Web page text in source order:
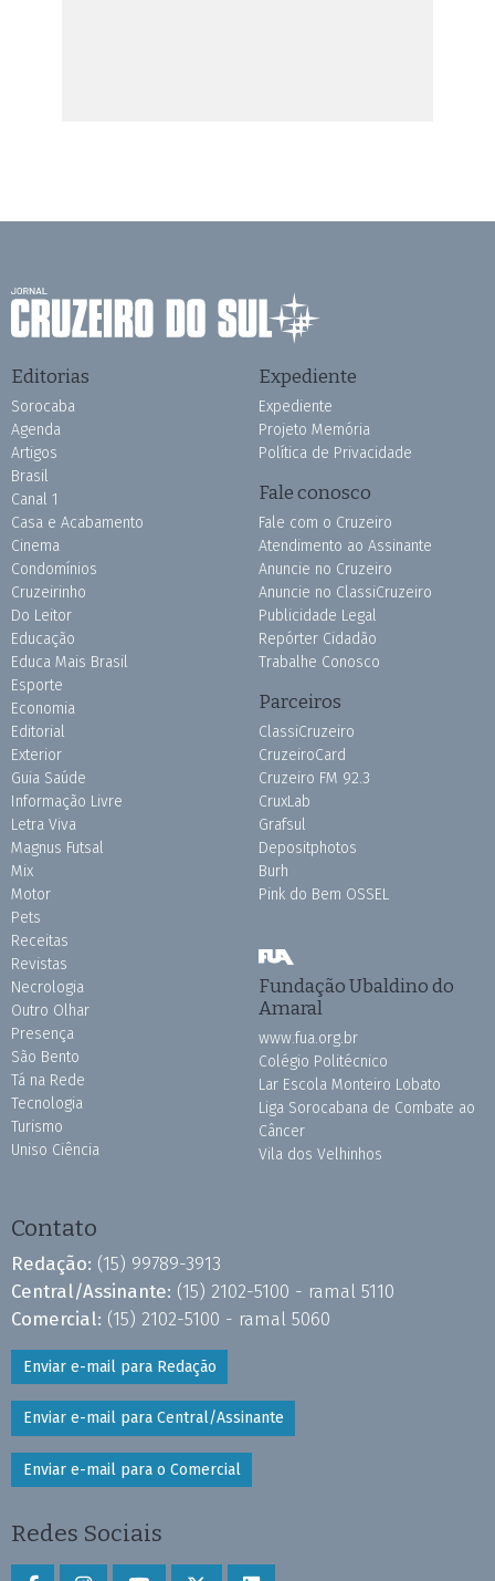
Editorias
Sorocaba
Agenda
Artigos
Brasil
Canal 1
Casa e Acabamento
Cinema
Condomínios
Cruzeirinho
Do Leitor
Educação
Educa Mais Brasil
Esporte
Economia
Editorial
Exterior
Guia Saúde
Informação Livre
Letra Viva
Magnus Futsal
Mix
Motor
Pets
Receitas
Revistas
Necrologia
Outro Olhar
Presença
São Bento
Tá na Rede
Tecnologia
Turismo
Uniso Ciência
Expediente
Expediente
Projeto Memória
Política de Privacidade
Fale conosco
Fale com o Cruzeiro
Atendimento ao Assinante
Anuncie no Cruzeiro
Anuncie no ClassiCruzeiro
Publicidade Legal
Repórter Cidadão
Trabalhe Conosco
Parceiros
ClassiCruzeiro
CruzeiroCard
Cruzeiro FM 92.3
CruxLab
Grafsul
Depositphotos
Burh
Pink do Bem OSSEL
Fundação Ubaldino do
Amaral
www.fua.org.br
Colégio Politécnico
Lar Escola Monteiro Lobato
Liga Sorocabana de Combate ao
Câncer
Vila dos Velhinhos
Contato
Redação: (15) 99789-3913
Central/Assinante: (15) 2102-5100 - ramal 5110
Comercial: (15) 2102-5100 - ramal 5060
Enviar e-mail para Redação
Enviar e-mail para Central/Assinante
Enviar e-mail para o Comercial
Redes Sociais